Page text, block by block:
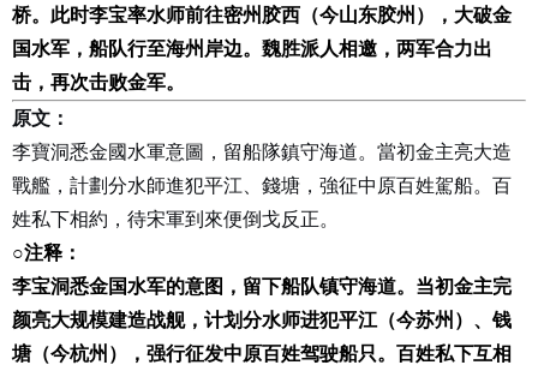
桥。此时李宝率水师前往密州胶西（今山东胶州），大破金
国水军，船队行至海州岸边。魏胜派人相邀，两军合力出
击，再次击败金军。
原文：
李寶洞悉金國水軍意圖，留船隊鎮守海道。當初金主亮大造
戰艦，計劃分水師進犯平江、錢塘，強征中原百姓駕船。百
姓私下相約，待宋軍到來便倒戈反正。
○注释：
李宝洞悉金国水军的意图，留下船队镇守海道。当初金主完
颜亮大规模建造战舰，计划分水师进犯平江（今苏州）、钱
塘（今杭州），强行征发中原百姓驾驶船只。百姓私下互相